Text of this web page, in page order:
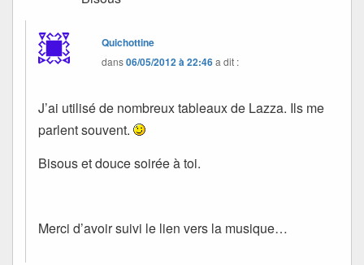
Quichottine
dans06/05/2012 à 22:46a dit :
J’ai utilisé de nombreux tableaux de Lazza. Ils me
parlent souvent.
Bisous et douce soirée à toi.
Merci d’avoir suivi le lien vers la musique…